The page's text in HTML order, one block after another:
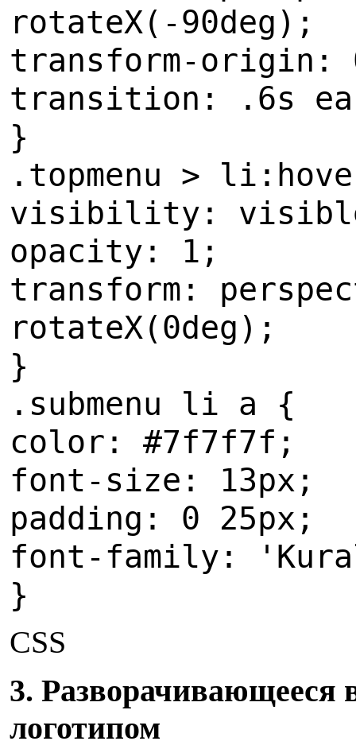
rotateX(-90deg);
transform-origin:
transition: .6s
}
.topmenu >
visibility:
opacity: 1;
transform:
rotateX(0deg);
}
.submenu li a {
color: #7f7f7f;
font-size: 13px;
padding: 0 25px;
font-family:
}
CSS
3.
логотипом